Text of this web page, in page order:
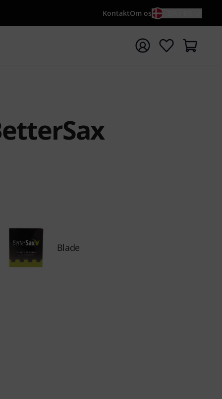
KontaktOm os
med søgeord {searchTerm}
Blade